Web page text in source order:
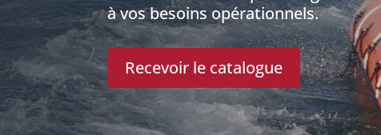
à vos besoins opérationnels.
Recevoir le catalogue